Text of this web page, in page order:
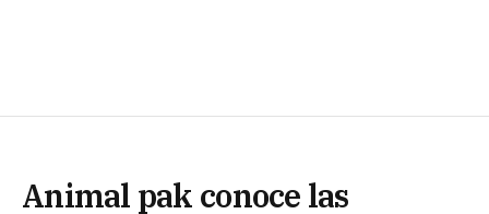
Animal pak conoce las